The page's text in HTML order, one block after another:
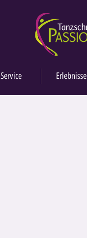
Service Erlebnisse